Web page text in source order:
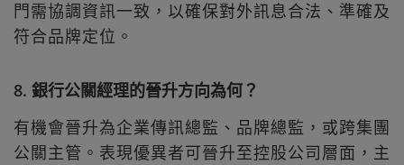
門需協調資訊一致，以確保對外訊息合法、準確及
符合品牌定位。
8. 銀行公關經理的晉升方向為何？
有機會晉升為企業傳訊總監、品牌總監，或跨集團
公關主管。表現優異者可晉升至控股公司層面，主